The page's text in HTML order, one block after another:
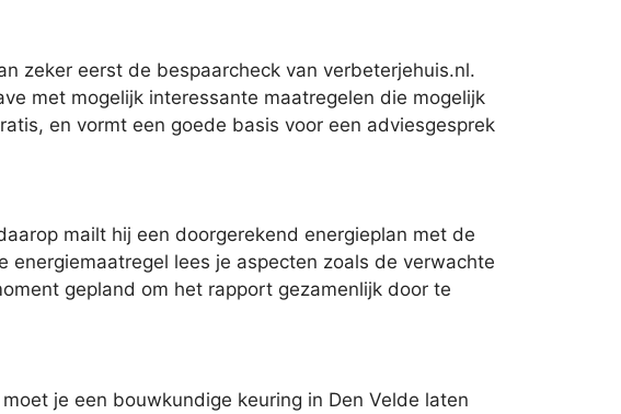
zeker eerst de bespaarcheck van verbeterjehuis.nl.
met mogelijk interessante maatregelen die mogelijk
en vormt een goede basis voor een adviesgesprek
mailt hij een doorgerekend energieplan met de
lees je aspecten zoals de verwachte
gepland om het rapport gezamenlijk door te
je een bouwkundige keuring in Den Velde laten